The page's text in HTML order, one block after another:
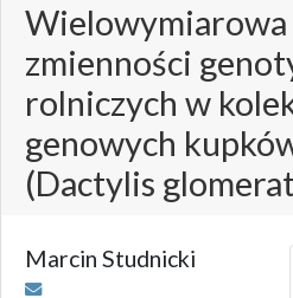
Wielowymiarowa
zmienności
rolniczych w
genowych
(Dactylis
Marcin Studnicki